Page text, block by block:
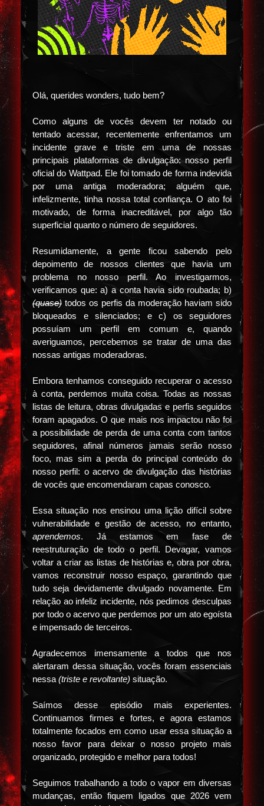
Olá, querides wonders, tudo bem?
Como alguns de vocês devem ter notado ou
tentado acessar, recentemente enfrentamos um
incidente grave e triste em uma de nossas
principais plataformas de divulgação: nosso perfil
oficial do Wattpad. Ele foi tomado de forma indevida
por uma antiga moderadora; alguém que,
infelizmente, tinha nossa total confiança. O ato foi
motivado, de forma inacreditável, por algo tão
superficial quanto o número de seguidores.
Resumidamente, a gente ficou sabendo pelo
depoimento de nossos clientes que havia um
problema no nosso perfil. Ao investigarmos,
verificamos que: a) a conta havia sido roubada; b)
(quase) todos os perfis da moderação haviam sido
bloqueados e silenciados; e c) os seguidores
possuíam um perfil em comum e, quando
averiguamos, percebemos se tratar de uma das
nossas antigas moderadoras.
Embora tenhamos conseguido recuperar o acesso
à conta, perdemos muita coisa. Todas as nossas
listas de leitura, obras divulgadas e perfis seguidos
foram apagados. O que mais nos impactou não foi
a possibilidade de perda de uma conta com tantos
seguidores, afinal números jamais serão nosso
foco, mas sim a perda do principal conteúdo do
nosso perfil: o acervo de divulgação das histórias
de vocês que encomendaram capas conosco.
Essa situação nos ensinou uma lição difícil sobre
vulnerabilidade e gestão de acesso, no entanto,
aprendemos. Já estamos em fase de
reestruturação de todo o perfil. Devagar, vamos
voltar a criar as listas de histórias e, obra por obra,
vamos reconstruir nosso espaço, garantindo que
tudo seja devidamente divulgado novamente. Em
relação ao infeliz incidente, nós pedimos desculpas
por todo o acervo que perdemos por um ato egoísta
e impensado de terceiros.
Agradecemos imensamente a todos que nos
alertaram dessa situação, vocês foram essenciais
nessa(triste e revoltante)situação.
Saímos desse episódio mais experientes.
Continuamos firmes e fortes, e agora estamos
totalmente focados em como usar essa situação a
nosso favor para deixar o nosso projeto mais
organizado, protegido e melhor para todos!
Seguimos trabalhando a todo o vapor em diversas
mudanças, então fiquem ligados que 2026 vem